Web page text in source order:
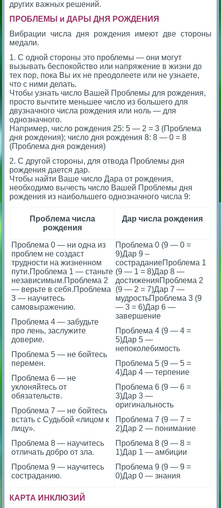
других важных решений.
ПРОБЛЕМЫ и ДАРЫ ДНЯ РОЖДЕНИЯ
Вибрации числа дня рождения имеют две стороны
медали.
1. С одной стороны это проблемы — они могут
вызывать беспокойство или напряжение в жизни до
тех пор, пока Вы их не преодолеете или не узнаете,
что с ними делать.
Чтобы узнать число Вашей Проблемы для рождения,
просто вычтите меньшее число из большего для
двузначного числа рождения или ноль — для
однозначного.
Например, число рождения 25: 5 — 2 = 3 (Проблема
дня рождения); число дня рождения 8: 8 — 0 = 8
(Проблема дня рождения)
2. С другой стороны, для отвода Проблемы дня
рождения дается дар.
Чтобы найти Ваше число Дара от рождения,
необходимо вычесть число Вашей Проблемы дня
рождения из наибольшего однозначного числа 9:
Проблема числа
рождения
Дар числа рождения
Проблема 0 — ни одна из
проблем не создаст
трудности на жизненном
пути.Проблема 1 — станьте
независимым.Проблема 2
— верьте в себя.Проблема
3 — научитесь
самовыражению.
Проблема 4 — забудьте
про лень, заслужите
доверие.
Проблема 5 — не бойтесь
перемен.
Проблема 6 — не
уклоняйтесь от
обязательств.
Проблема 7 — не бойтесь
встать с Судьбой «лицом к
лицу».
Проблема 8 — научитесь
отличать добро от зла.
Проблема 9 — научитесь
состраданию.
Проблема 0 (9 — 0 =
9)Дар 9 –
состраданиеПроблема 1
(9 — 1 = 8)Дар 8 —
достиженияПроблема 2
(9 — 2 = 7)Дар 7 —
мудростьПроблема 3 (9
— 3 = 6)Дар 6 —
завершение
Проблема 4 (9 — 4 =
5)Дар 5 —
непоколебимость
Проблема 5 (9 — 5 =
4)Дар 4 — терпение
Проблема 6 (9 — 6 =
3)Дар 3 —
оригинальность
Проблема 7 (9 — 7 =
2)Дар 2 — понимание
Проблема 8 (9 — 8 =
1)Дар 1 — амбиции
Проблема 9 (9 — 9 =
0)Дар 0 — знания
КАРТА ИНКЛЮЗИЙ